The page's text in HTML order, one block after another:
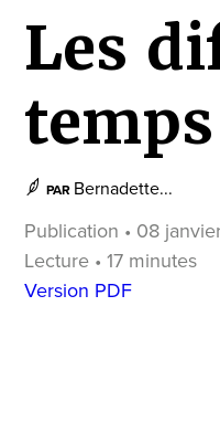
Les
temps
PAR Bernadette...
Publication • 08
Lecture • 17 minutes
Version PDF